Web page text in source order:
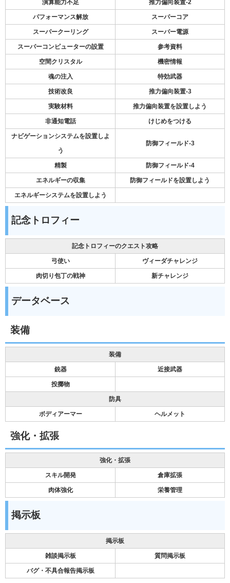
演算能力不足 推力偏向装置-2
パフォーマンス解放 スーパーコア
スーパークーリング スーパー電源
スーパーコンピューターの設置 参考資料
空間クリスタル 機密情報
魂の注入 特効武器
技術改良 推力偏向装置-3
実験材料 推力偏向装置を設置しよう
非通知電話 けじめをつける
ナビゲーションシステムを設置しよ
う
防御フィールド-3
精製 防御フィールド-4
エネルギーの収集 防御フィールドを設置しよう
エネルギーシステムを設置しよう
記念トロフィー
記念トロフィーのクエスト攻略
弓使い ヴィーダチャレンジ
肉切り包丁の戦神 新チャレンジ
データベース
装備
装備
銃器 近接武器
投擲物
防具
ボディアーマー ヘルメット
強化・拡張
強化・拡張
スキル開発 倉庫拡張
肉体強化 栄養管理
掲示板
掲示板
雑談掲示板 質問掲示板
バグ・不具合報告掲示板